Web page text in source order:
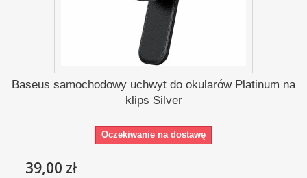
Baseus samochodowy uchwyt do okularów Platinum na
klips Silver
Oczekiwanie na dostawę
39,00 zł